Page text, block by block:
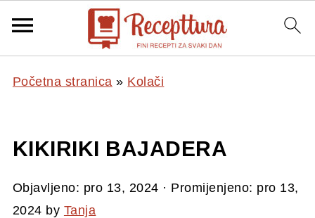
Početna stranica » Kolači
KIKIRIKI BAJADERA
Objavljeno: pro 13, 2024 · Promijenjeno: pro 13,
2024 by Tanja